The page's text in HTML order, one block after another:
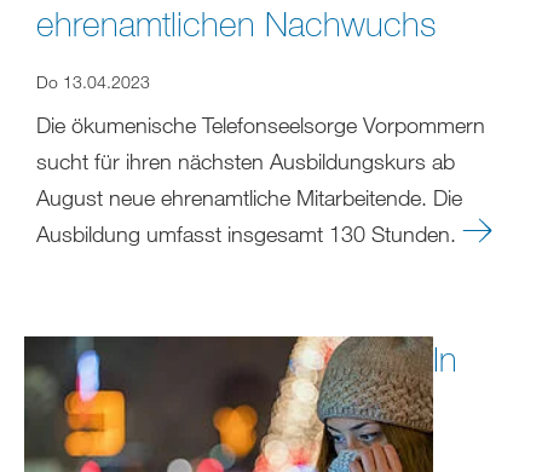
ehrenamtlichen Nachwuchs
Do 13.04.2023
Die ökumenische Telefonseelsorge Vorpommern
sucht für ihren nächsten Ausbildungskurs ab
August neue ehrenamtliche Mitarbeitende. Die
Ausbildung umfasst insgesamt 130 Stunden.
In